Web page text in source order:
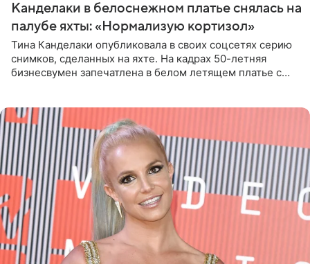
Канделаки в белоснежном платье снялась на
палубе яхты: «Нормализую кортизол»
Тина Канделаки опубликовала в своих соцсетях серию
снимков, сделанных на яхте. На кадрах 50-летняя
бизнесвумен запечатлена в белом летящем платье с